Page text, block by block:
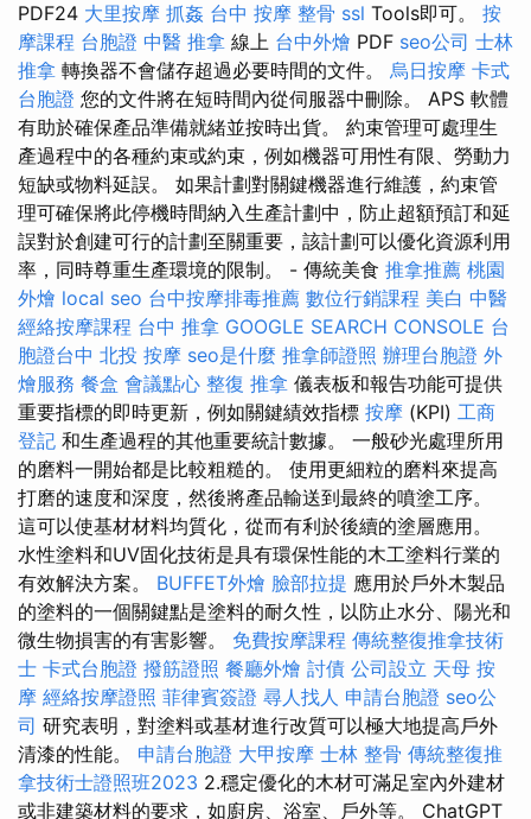
PDF24 大里按摩 抓姦 台中 按摩 整骨 ssl Tools即可。 按
摩課程 台胞證 中醫 推拿 線上 台中外燴 PDF seo公司 士林
推拿 轉換器不會儲存超過必要時間的文件。 烏日按摩 卡式
台胞證 您的文件將在短時間內從伺服器中刪除。 APS 軟體
有助於確保產品準備就緒並按時出貨。 約束管理可處理生
產過程中的各種約束或約束，例如機器可用性有限、勞動力
短缺或物料延誤。 如果計劃對關鍵機器進行維護，約束管
理可確保將此停機時間納入生產計劃中，防止超額預訂和延
誤對於創建可行的計劃至關重要，該計劃可以優化資源利用
率，同時尊重生產環境的限制。 - 傳統美食 推拿推薦 桃園
外燴 local seo 台中按摩排毒推薦 數位行銷課程 美白 中醫
經絡按摩課程 台中 推拿 GOOGLE SEARCH CONSOLE 台
胞證台中 北投 按摩 seo是什麼 推拿師證照 辦理台胞證 外
燴服務 餐盒 會議點心 整復 推拿 儀表板和報告功能可提供
重要指標的即時更新，例如關鍵績效指標 按摩 (KPI) 工商
登記 和生產過程的其他重要統計數據。 一般砂光處理所用
的磨料一開始都是比較粗糙的。 使用更細粒的磨料來提高
打磨的速度和深度，然後將產品輸送到最終的噴塗工序。
這可以使基材材料均質化，從而有利於後續的塗層應用。
水性塗料和UV固化技術是具有環保性能的木工塗料行業的
有效解決方案。 BUFFET外燴 臉部拉提 應用於戶外木製品
的塗料的一個關鍵點是塗料的耐久性，以防止水分、陽光和
微生物損害的有害影響。 免費按摩課程 傳統整復推拿技術
士 卡式台胞證 撥筋證照 餐廳外燴 討債 公司設立 天母 按
摩 經絡按摩證照 菲律賓簽證 尋人找人 申請台胞證 seo公
司 研究表明，對塗料或基材進行改質可以極大地提高戶外
清漆的性能。 申請台胞證 大甲按摩 士林 整骨 傳統整復推
拿技術士證照班2023 2.穩定優化的木材可滿足室內外建材
或非建築材料的要求，如廚房、浴室、戶外等。 ChatGPT